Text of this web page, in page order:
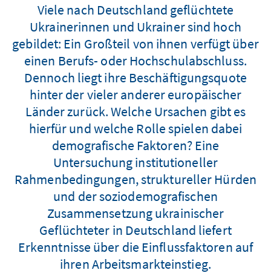
Viele nach Deutschland geflüchtete
Ukrainerinnen und Ukrainer sind hoch
gebildet: Ein Großteil von ihnen verfügt über
einen Berufs- oder Hochschulabschluss.
Dennoch liegt ihre Beschäftigungsquote
hinter der vieler anderer europäischer
Länder zurück. Welche Ursachen gibt es
hierfür und welche Rolle spielen dabei
demografische Faktoren? Eine
Untersuchung institutioneller
Rahmenbedingungen, struktureller Hürden
und der soziodemografischen
Zusammensetzung ukrainischer
Geflüchteter in Deutschland liefert
Erkenntnisse über die Einflussfaktoren auf
ihren Arbeitsmarkteinstieg.